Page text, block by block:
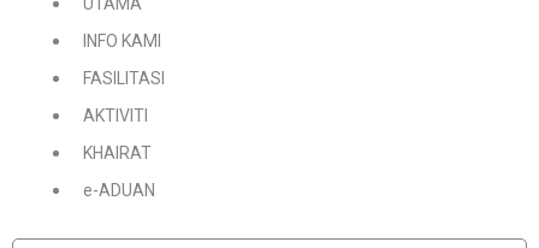
INFO KAMI
FASILITASI
AKTIVITI
KHAIRAT
e-ADUAN